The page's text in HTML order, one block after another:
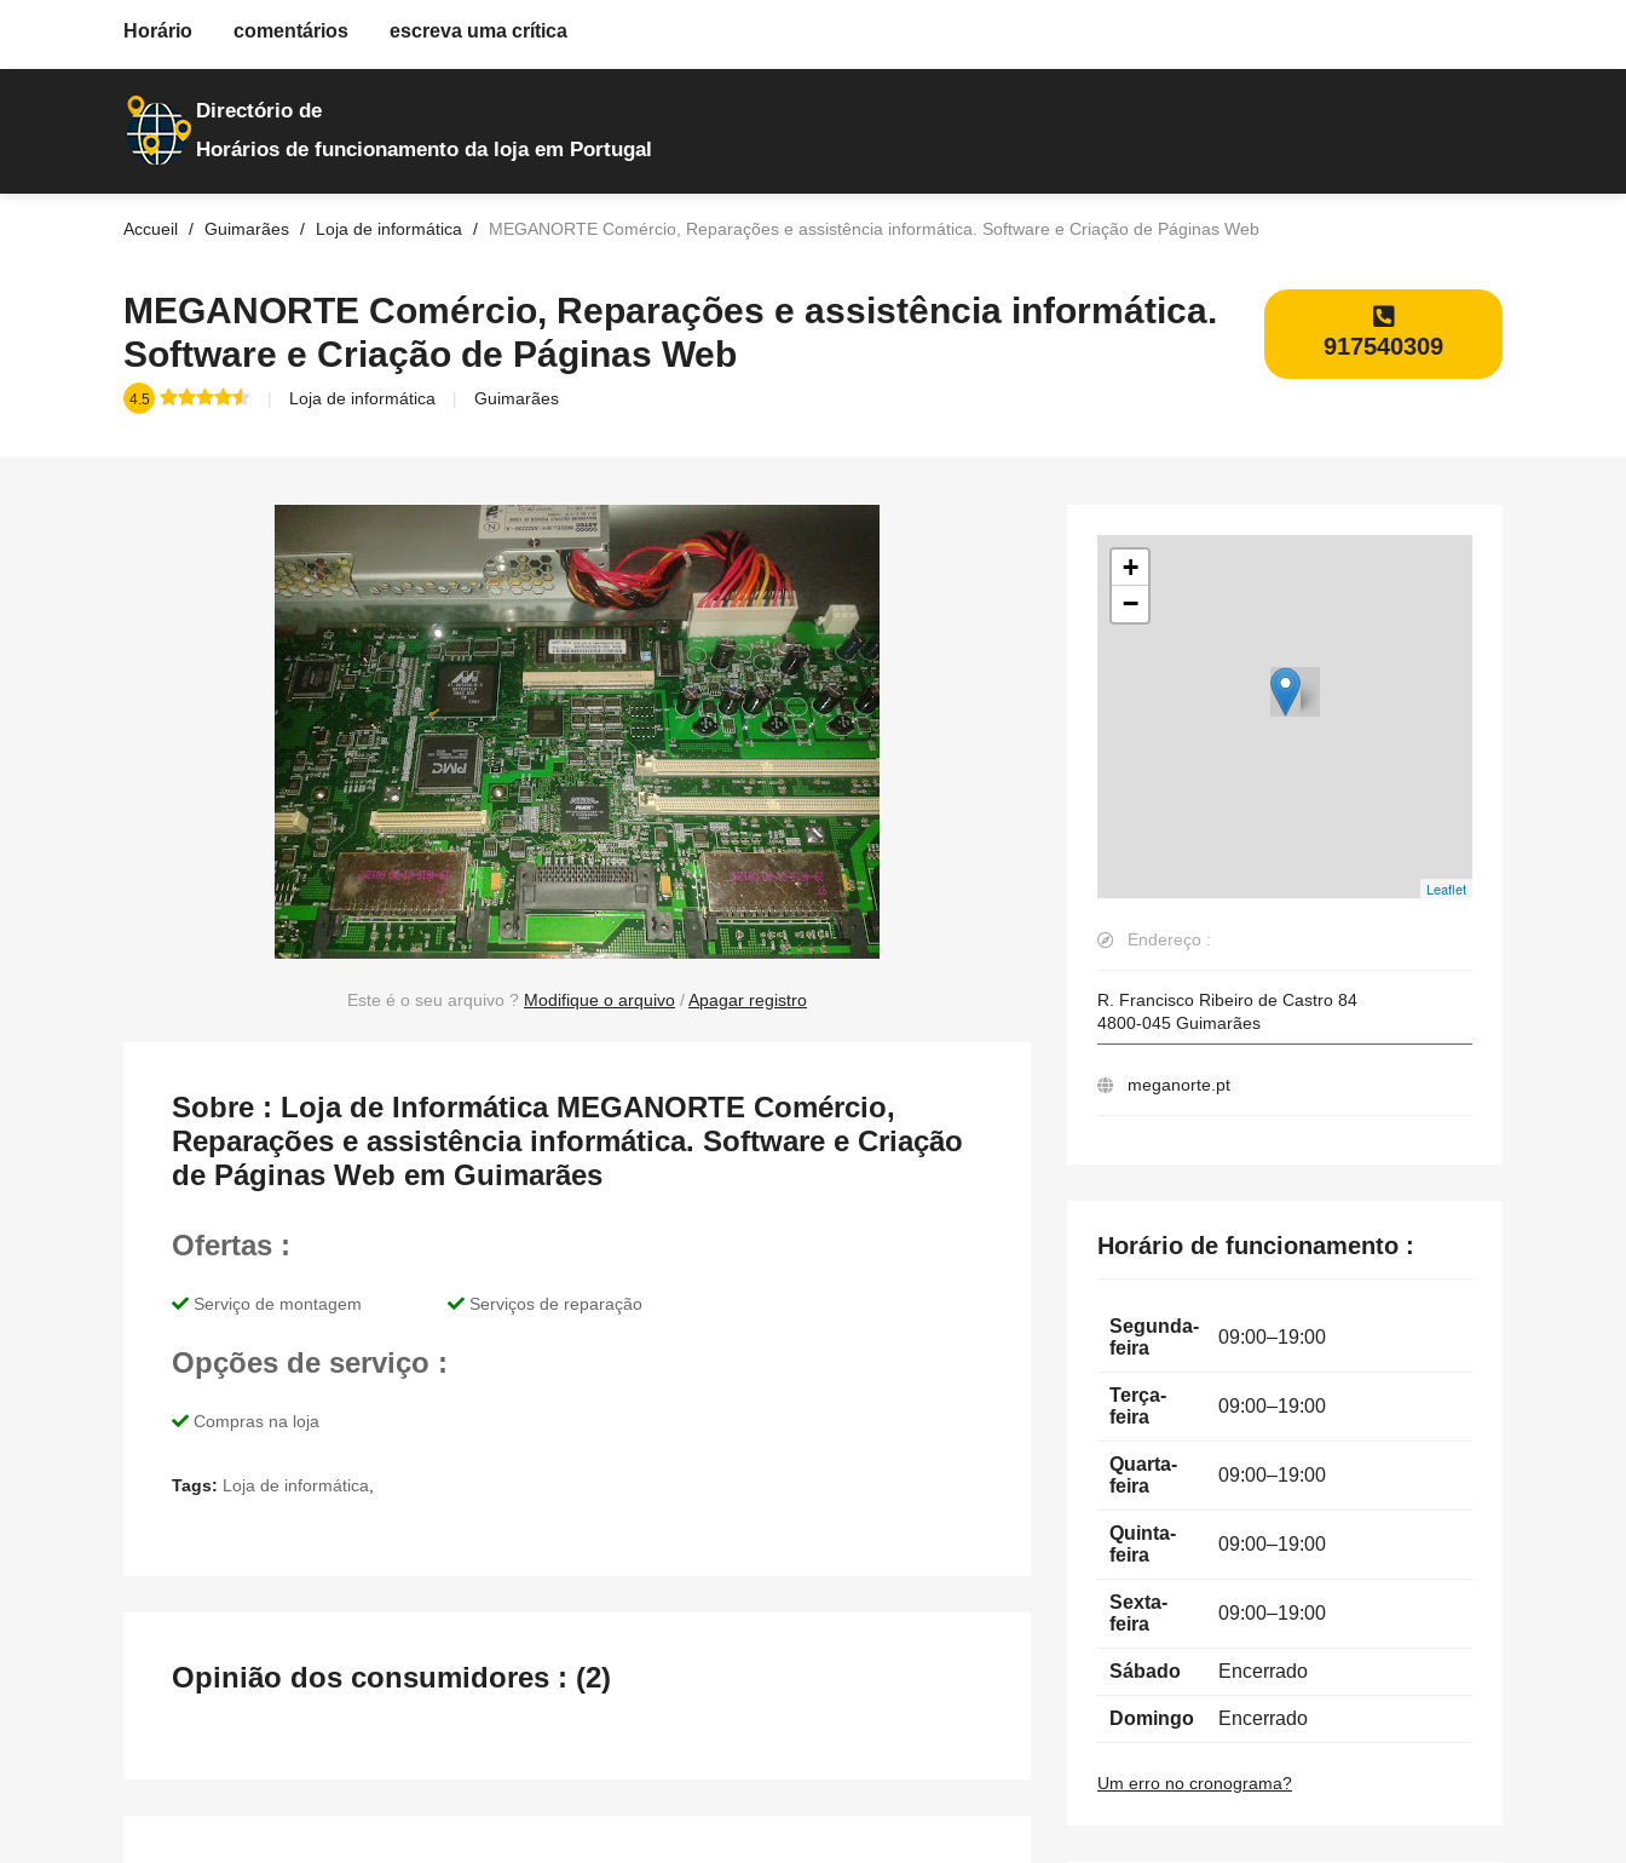
loja-de-informatica
Directório de
Horários de funcionamento da loja em Portugal
Accueil Guimarães Loja de informática MEGANORTE Comércio, Reparações e assistência informática. Software e Criação de Páginas Web
MEGANORTE Comércio, Reparações e assistência informática.
Software e Criação de Páginas Web
4.5 Loja de informática Guimarães
917540309
Horário comentários escreva uma crítica
Este é o seu arquivo ? Modifique o arquivo /Apagar registro
Sobre : Loja de Informática MEGANORTE Comércio,
Reparações e assistência informática. Software e Criação
de Páginas Web em Guimarães
Ofertas :
Serviço de montagem Serviços de reparação
Opções de serviço :
Compras na loja
Tags: Loja de informática,
Opinião dos consumidores : (2)
+
−
Leaflet
Endereço :
R. Francisco Ribeiro de Castro 84
4800-045 Guimarães
meganorte.pt
Horário de funcionamento :
Segunda-
feira
09:00–19:00
Terça-
feira
09:00–19:00
Quarta-
feira
09:00–19:00
Quinta-
feira
09:00–19:00
Sexta-
feira
09:00–19:00
Sábado Encerrado
Domingo Encerrado
Um erro no cronograma?